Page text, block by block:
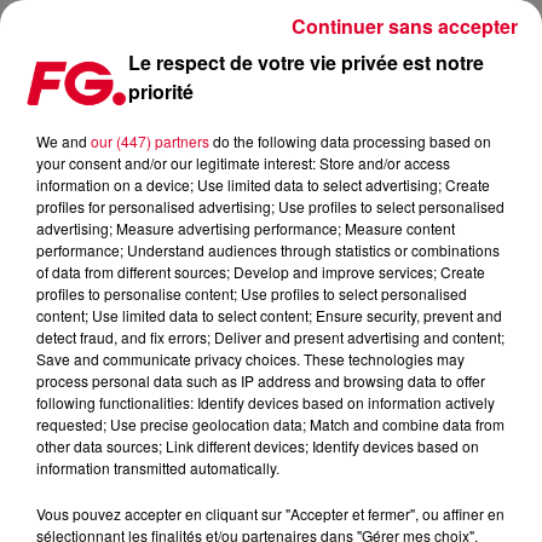
LES BONS PLANS GOURMANDS PRÈS DE CHEZ VOUS
Publié : 19 février 2020 à 19h37 par Jean-Baptiste Blandin
Le respect de votre vie privée est notre
priorité
We and our (447) partnersdo the following data processing based on
your consent and/or our legitimate interest: Store and/or access
information on a device; Use limited data to select advertising; Create
profiles for personalised advertising; Use profiles to select personalised
advertising; Measure advertising performance; Measure content
performance; Understand audiences through statistics or combinations
of data from different sources; Develop and improve services; Create
profiles to personalise content; Use profiles to select personalised
content; Use limited data to select content; Ensure security, prevent and
detect fraud, and fix errors; Deliver and present advertising and content;
Save and communicate privacy choices. These technologies may
process personal data such as IP address and browsing data to offer
following functionalities: Identify devices based on information actively
requested; Use precise geolocation data; Match and combine data from
other data sources; Link different devices; Identify devices based on
information transmitted automatically.
Vous pouvez accepter en cliquant sur "Accepter et fermer", ou affiner en
sélectionnant les finalités et/ou partenaires dans "Gérer mes choix".
Continuer sans accepter